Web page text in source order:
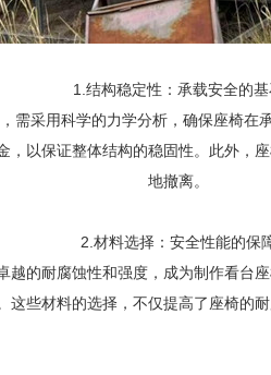
1.结构稳定性：承载安全的
需采用科学的力学分析，确保座椅
以保证整体结构的稳固性。此外，
地撤离。
2.材料选择：安全性能的保
的耐腐蚀性和强度，成为制作看台
这些材料的选择，不仅提高了座椅的